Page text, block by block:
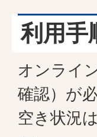
利用手
オンライ
確認）が
空き状況